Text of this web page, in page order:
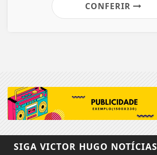
CONFERIR
SIGA VICTOR HUGO NOTÍCIAS